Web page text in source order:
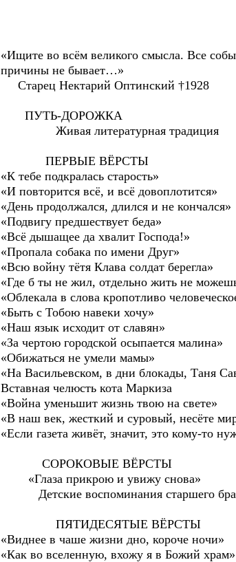
«Ищите во всём великого смысла. Все
причины не бывает…»
Старец Нектарий Оптинский †1928
ПУТЬ-ДОРОЖКА
Живая литературная традиция
ПЕРВЫЕ ВЁРСТЫ
«К тебе подкралась старость»
«И повторится всё, и всё довоплотится»
«День продолжался, длился и не кончался»
«Подвигу предшествует беда»
«Всё дышащее да хвалит Господа!»
«Пропала собака по имени Друг»
«Всю войну тётя Клава солдат берегла»
«Где б ты не жил, отдельно жить не
«Облекала в слова кропотливо
«Быть с Тобою навеки хочу»
«Наш язык исходит от славян»
«За чертою городской осыпается малина»
«Обижаться не умели мамы»
«На Васильевском, в дни блокады, Таня
Вставная челюсть кота Маркиза
«Война уменьшит жизнь твою на свете»
«В наш век, жесткий и суровый, несёте
«Если газета живёт, значит, это кому-то
СОРОКОВЫЕ ВЁРСТЫ
«Глаза прикрою и увижу снова»
Детские воспоминания старшего
ПЯТИДЕСЯТЫЕ ВЁРСТЫ
«Виднее в чаше жизни дно, короче ночи»
«Как во вселенную, вхожу я в Божий храм»